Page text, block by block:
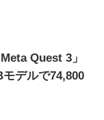
Quest 3」
デルで74,800